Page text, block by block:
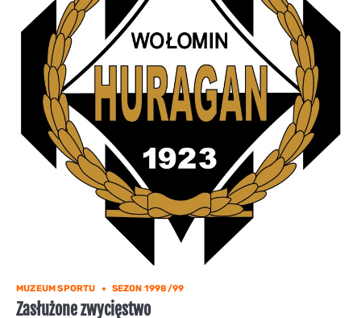
MUZEUM SPORTU SEZON 1998/99
Zasłużone zwycięstwo